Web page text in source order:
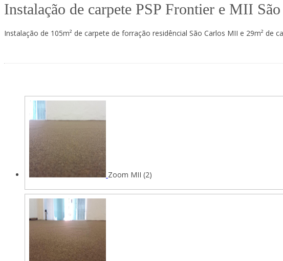
Instalação de carpete PSP Frontier e MII
Instalação de 105m² de carpete de forração residêncial São Carlos MII e 29m² de
Zoom MII (2)